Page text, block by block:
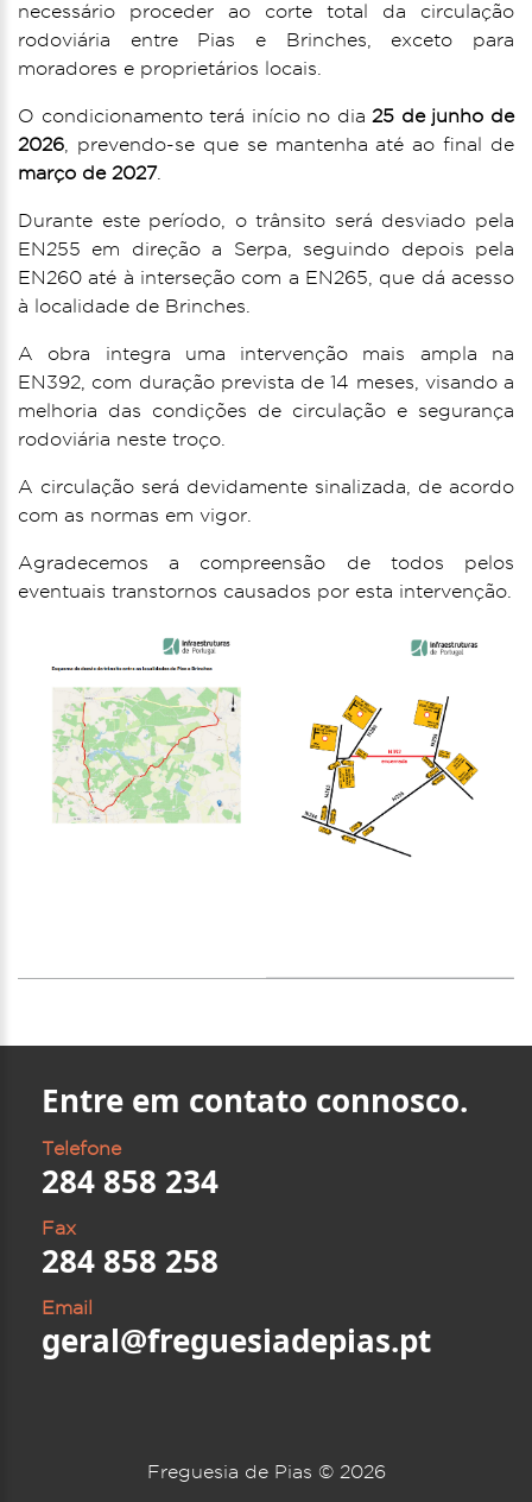
necessário proceder ao corte total da circulação
rodoviária entre Pias e Brinches, exceto para
moradores e proprietários locais.
O condicionamento terá início no dia 25 de junho de
2026 , prevendo-se que se mantenha até ao final de
março de 2027.
Durante este período, o trânsito será desviado pela
EN255 em direção a Serpa, seguindo depois pela
EN260 até à interseção com a EN265, que dá acesso
à localidade de Brinches.
A obra integra uma intervenção mais ampla na
EN392, com duração prevista de 14 meses, visando a
melhoria das condições de circulação e segurança
rodoviária neste troço.
A circulação será devidamente sinalizada, de acordo
com as normas em vigor.
Agradecemos a compreensão de todos pelos
eventuais transtornos causados por esta intervenção.
Entre em contato connosco.
Telefone
284 858 234
Fax
284 858 258
Email
geral@freguesiadepias.pt
Freguesia de Pias © 2026